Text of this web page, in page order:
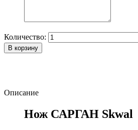
Количество:
В корзину
Описание
Нож САРГАН Skwal